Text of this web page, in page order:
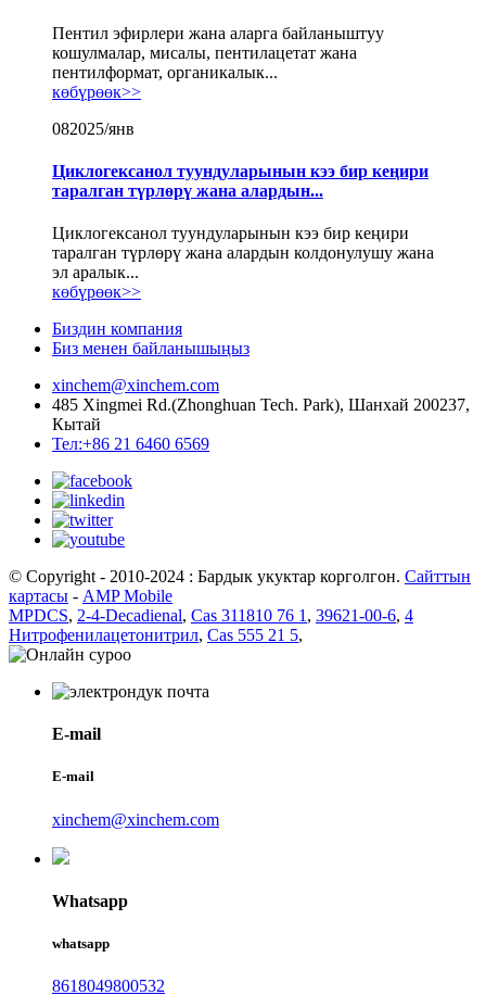
Пентил эфирлери жана аларга байланыштуу
кошулмалар, мисалы, пентилацетат жана
пентилформат, органикалык...
көбүрөөк>>
082025/янв
Циклогексанол туундуларынын кээ бир кеңири
таралган түрлөрү жана алардын...
Циклогексанол туундуларынын кээ бир кеңири
таралган түрлөрү жана алардын колдонулушу жана
эл аралык...
көбүрөөк>>
Биздин компания
Биз менен байланышыңыз
xinchem@xinchem.com
485 Xingmei Rd.(Zhonghuan Tech. Park), Шанхай 200237,
Кытай
Тел:+86 21 6460 6569
© Copyright - 2010-2024 : Бардык укуктар корголгон. Сайттын
картасы - AMP Mobile
MPDCS, 2-4-Decadienal, Cas 311810 76 1 , 39621-00-6, 4
Нитрофенилацетонитрил, Cas 555 21 5,
E-mail
E-mail
xinchem@xinchem.com
Whatsapp
whatsapp
8618049800532